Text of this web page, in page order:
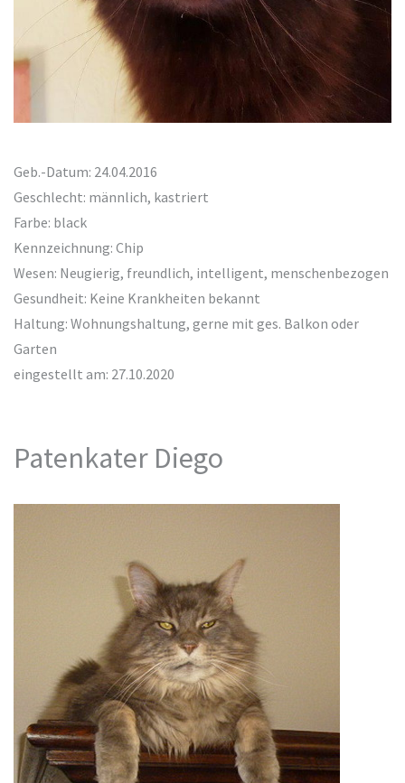
Geb.-Datum: 24.04.2016
Geschlecht: männlich, kastriert
Farbe: black
Kennzeichnung: Chip
Wesen: Neugierig, freundlich, intelligent, menschenbezogen
Gesundheit: Keine Krankheiten bekannt
Haltung: Wohnungshaltung, gerne mit ges. Balkon oder
Garten
eingestellt am: 27.10.2020
Patenkater Diego